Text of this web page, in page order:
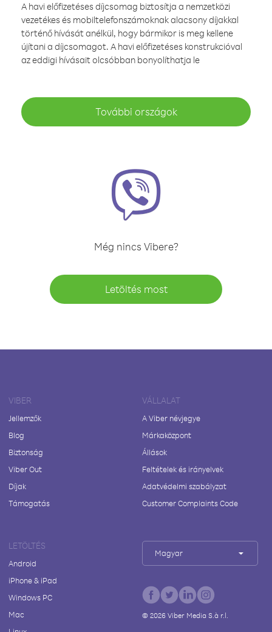
A havi előfizetéses díjcsomag biztosítja a nemzetközi
vezetékes és mobiltelefonszámoknak alacsony díjakkal
történő hívását anélkül, hogy bármikor is meg kellene
újítani a díjcsomagot. A havi előfizetéses konstrukcióval
az eddigi hívásait olcsóbban bonyolíthatja le
További országok
Még nincs Vibere?
Letöltés most
VIBER
Jellemzők
Blog
Biztonság
Viber Out
Díjak
Támogatás
VÁLLALAT
A Viber névjegye
Márkaközpont
Állások
Feltételek és irányelvek
Adatvédelmi szabályzat
Customer Complaints Code
LETÖLTÉS
Android
iPhone & iPad
Windows PC
Mac
Magyar
© 2026Viber Media S.à r.l.